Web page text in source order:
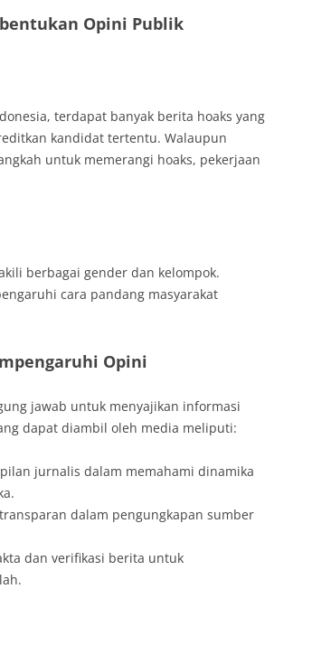
Opini Publik
terdapat banyak berita hoaks yang
kandidat tertentu. Walaupun
untuk memerangi hoaks, pekerjaan
berbagai gender dan kelompok.
cara pandang masyarakat
Opini
jawab untuk menyajikan informasi
dapat diambil oleh media meliputi:
jurnalis dalam memahami dinamika
dalam pengungkapan sumber
dan verifikasi berita untuk